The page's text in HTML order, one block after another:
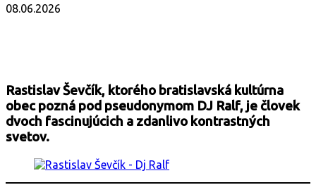
08.06.2026
Rastislav Ševčík, ktorého bratislavská kultúrna
obec pozná pod pseudonymom DJ Ralf, je človek
dvoch fascinujúcich a zdanlivo kontrastných
svetov.